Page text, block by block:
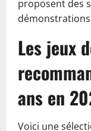
proposent des
Les jeux
ans en
Voici une